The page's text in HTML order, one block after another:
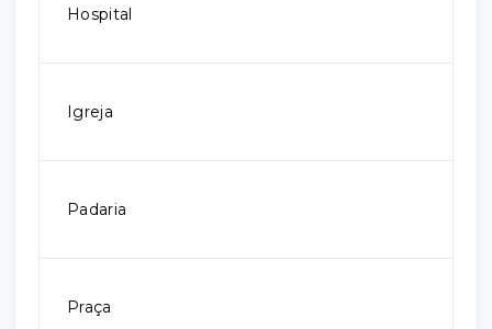
Hospital
Igreja
Padaria
Praça